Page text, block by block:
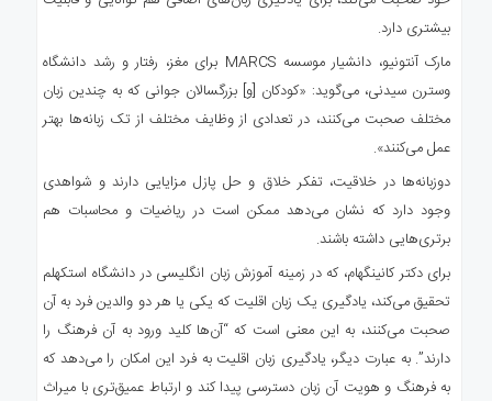
بیشتری دارد.
مارک آنتونیو، دانشیار موسسه MARCS برای مغز، رفتار و رشد دانشگاه
وسترن سیدنی، می‌گوید: «کودکان [و] بزرگسالان جوانی که به چندین زبان
مختلف صحبت می‌کنند، در تعدادی از وظایف مختلف از تک زبانه‌ها بهتر
عمل می‌کنند».
دوزبانه‌ها در خلاقیت، تفکر خلاق و حل پازل مزایایی دارند و شواهدی
وجود دارد که نشان می‌دهد ممکن است در ریاضیات و محاسبات هم
برتری‌هایی داشته باشند.
برای دکتر کانینگهام، که در زمینه آموزش زبان انگلیسی در دانشگاه استکهلم
تحقیق می‌کند، یادگیری یک زبان اقلیت که یکی یا هر دو والدین فرد به آن
صحبت می‌کنند، به این معنی است که “آن‌ها کلید ورود به آن فرهنگ را
دارند”. به عبارت دیگر، یادگیری زبان اقلیت به فرد این امکان را می‌دهد که
به فرهنگ و هویت آن زبان دسترسی پیدا کند و ارتباط عمیق‌تری با میراث